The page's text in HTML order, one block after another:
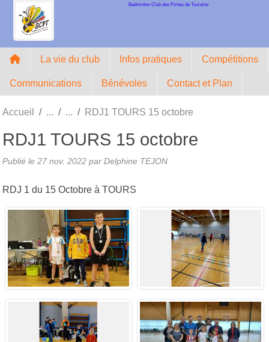
Badminton Club des Portes de Touraine
La vie du club Infos pratiques Compétitions
Communications Bénévoles Contact et Plan
Accueil RDJ1 TOURS 15 octobre
RDJ1 TOURS 15 octobre
Publié le 27 nov. 2022 par Delphine TEJON
RDJ 1 du 15 Octobre à TOURS
Panneau de gestion des cookies